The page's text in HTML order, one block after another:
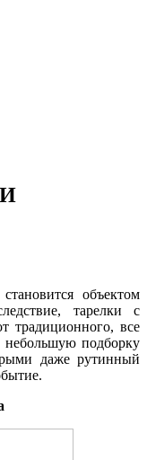
объектом
тарелки с
традиционного, все
небольшую подборку
даже рутинный